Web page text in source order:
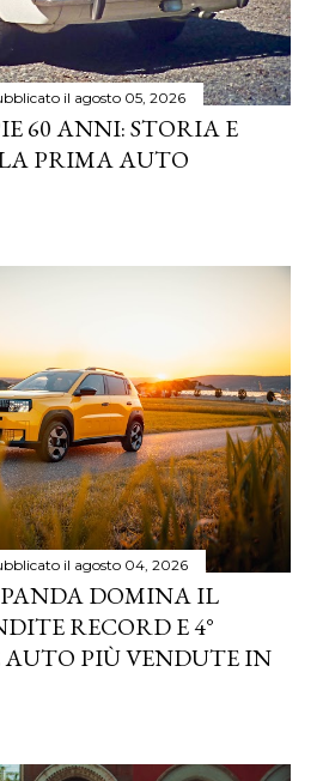
il agosto 05, 2026
60 ANNI: STORIA E
PRIMA AUTO
il agosto 04, 2026
DOMINA IL
RECORD E 4°
AUTO PIÙ VENDUTE IN